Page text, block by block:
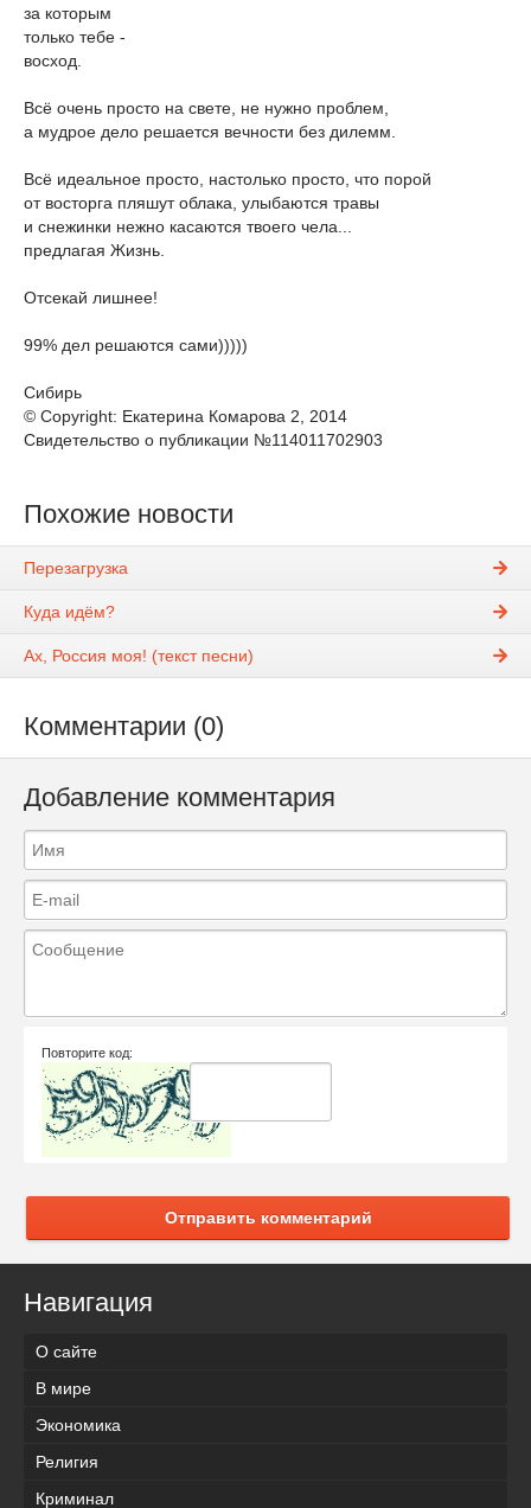
за которым
только тебе -
восход.
Всё очень просто на свете, не нужно проблем,
а мудрое дело решается вечности без дилемм.
Всё идеальное просто, настолько просто, что порой
от восторга пляшут облака, улыбаются травы
и снежинки нежно касаются твоего чела...
предлагая Жизнь.
Отсекай лишнее!
99% дел решаются сами)))))
Сибирь
© Copyright: Екатерина Комарова 2, 2014
Свидетельство о публикации №114011702903
Похожие новости
Перезагрузка
Куда идём?
Ах, Россия моя! (текст песни)
Комментарии (0)
Добавление комментария
Повторите код:
Отправить комментарий
Навигация
О сайте
В мире
Экономика
Религия
Криминал